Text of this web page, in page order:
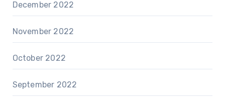
December 2022
November 2022
October 2022
September 2022